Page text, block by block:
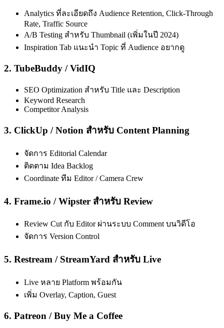
Analytics ที่ละเอียดถึง Audience Retention, Click-Through
Rate, Traffic Source
A/B Testing สำหรับ Thumbnail (เพิ่มในปี 2024)
Inspiration Tab แนะนำ Topic ที่ Audience อยากดู
2. TubeBuddy / VidIQ
SEO Optimization สำหรับ Title และ Description
Keyword Research
Competitor Analysis
3. ClickUp / Notion สำหรับ Content Planning
จัดการ Editorial Calendar
ติดตาม Idea Backlog
Coordinate ทีม Editor / Camera Crew
4. Frame.io / Wipster สำหรับ Review
Review Cut กับ Editor ผ่านระบบ Comment บนวิดีโอ
จัดการ Version Control
5. Restream / StreamYard สำหรับ Live
Live หลาย Platform พร้อมกัน
เพิ่ม Overlay, Caption, Guest
6. Patreon / Buy Me a Coffee